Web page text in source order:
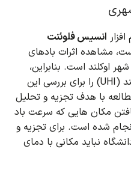
انسیس فلوئنت
مشاهده اثرات بادهای
اوکلند است. بنابراین،
طرح شهری دانشگاه صنعتی اوکلند (UHI) را برای بررسی این
با هدف تجزیه و تحلیل
مکان هایی که سرعت باد
برای تجزیه و
نباید مکانی با دمای